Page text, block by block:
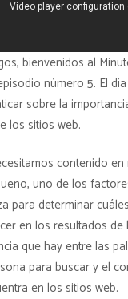
bienvenidos al
número 5. El
sobre la
los sitios web.
contenido
uno de los
para determinar
en los resultados de
que hay entre las
para buscar y el
en los sitios web.